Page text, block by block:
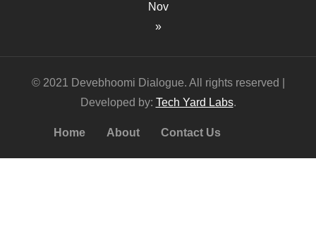
Nov
»
© 2021 Devebhoomi Dialogue. All rights reserved |
Developed by: Tech Yard Labs.
Home About Contact Us